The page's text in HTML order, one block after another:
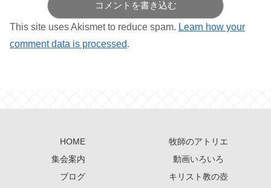
コメントを書き込む
This site uses Akismet to reduce spam. Learn how your
comment data is processed.
HOME
牧師のアトリエ
集会案内
動画いろいろ
ブログ
キリスト教の壺